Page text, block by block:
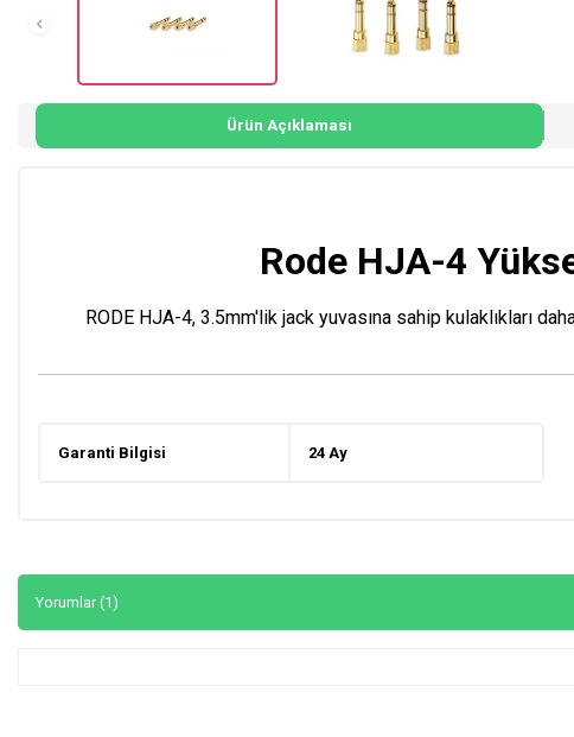
Ürün Açıklaması
Rode HJA-4
RODE HJA-4, 3.5mm'lik jack yuvasına sahip kulaklıkları
Garanti Bilgisi 24 Ay
Yorumlar (1)